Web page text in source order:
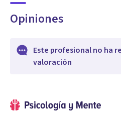
Opiniones
Este profesional no ha
valoración